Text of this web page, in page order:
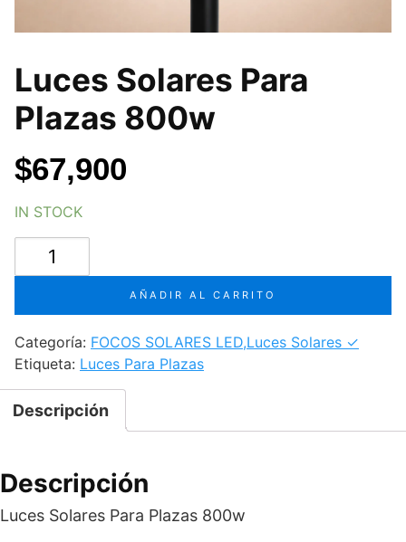
Luces Solares Para
Plazas 800w
$67,900
IN STOCK
Luces
Solares
Plazas
800w
cantidad
AÑADIR AL CARRITO
Categoría: FOCOS SOLARES LED,Luces Solares ✓
Etiqueta: Luces Para Plazas
Descripción
Descripción
Luces Solares Para Plazas 800w